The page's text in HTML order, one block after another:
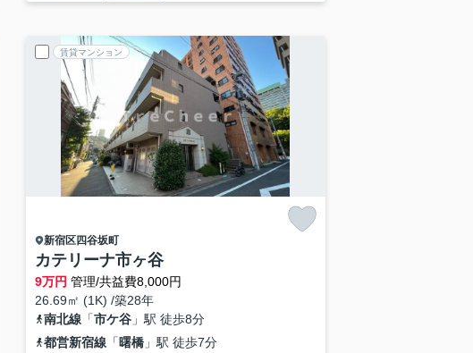
賃貸マンション
新宿区四谷坂町
カテリーナ市ヶ谷
9万円 管理/共益費8,000円
26.69㎡ (1K) /築28年
南北線「市ケ谷」駅 徒歩8分
都営新宿線「曙橋」駅 徒歩7分